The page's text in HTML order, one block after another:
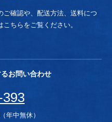
ご確認や、配送方法、送料につ
ちらをご覧ください。
お問い合わせ
年中無休）